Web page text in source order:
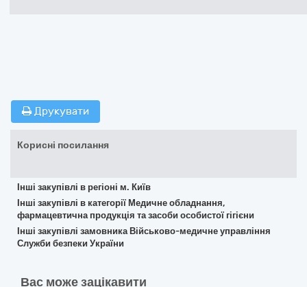
Друкувати
Корисні посилання
Інші закупівлі в регіоні м. Київ
Інші закупівлі в категорії Медичне обладнання,
фармацевтична продукція та засоби особистої гігієни
Інші закупівлі замовника Військово-медичне управління
Служби безпеки України
Вас може зацікавити